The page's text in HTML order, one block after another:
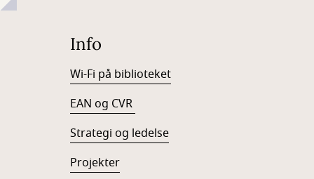
Info
Wi-Fi på biblioteket
EAN og CVR
Strategi og ledelse
Projekter